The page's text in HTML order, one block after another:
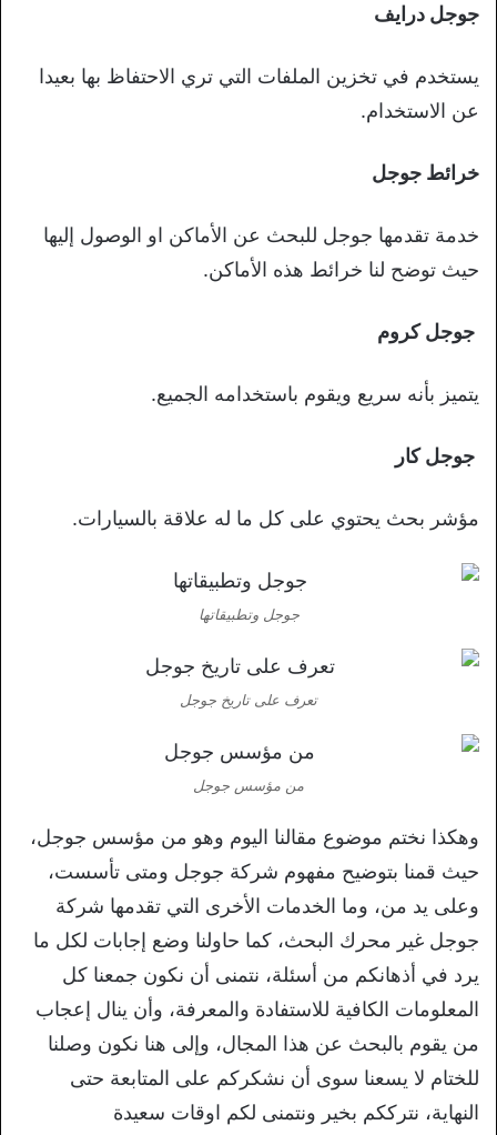
جوجل درايف
يستخدم في تخزين الملفات التي تري الاحتفاظ بها بعيدا
عن الاستخدام.
خرائط جوجل
خدمة تقدمها جوجل للبحث عن الأماكن او الوصول إليها
حيث توضح لنا خرائط هذه الأماكن.
جوجل كروم
يتميز بأنه سريع ويقوم باستخدامه الجميع.
جوجل كار
مؤشر بحث يحتوي على كل ما له علاقة بالسيارات.
جوجل وتطبيقاتها
تعرف على تاريخ جوجل
من مؤسس جوجل
وهكذا نختم موضوع مقالنا اليوم وهو من مؤسس جوجل،
حيث قمنا بتوضيح مفهوم شركة جوجل ومتى تأسست،
وعلى يد من، وما الخدمات الأخرى التي تقدمها شركة
جوجل غير محرك البحث، كما حاولنا وضع إجابات لكل ما
يرد في أذهانكم من أسئلة، نتمنى أن نكون جمعنا كل
المعلومات الكافية للاستفادة والمعرفة، وأن ينال إعجاب
من يقوم بالبحث عن هذا المجال، وإلى هنا نكون وصلنا
للختام لا يسعنا سوى أن نشكركم على المتابعة حتى
النهاية، نترككم بخير ونتمنى لكم اوقات سعيدة